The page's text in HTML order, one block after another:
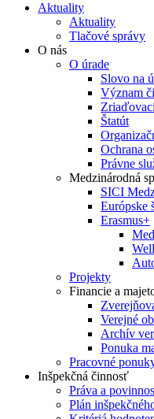
Aktuality
Aktuality
Tlačové správy
O nás
O úrade
Slovo na
Význam
Štatút
Ochrana
Právne
Medzinárodná
SICI
Európske
Erasmus+
Projekty
Financie a
Verejné
Archív
Ponuka
Pracovné
Inšpekčná činnosť
Práva a
Plán